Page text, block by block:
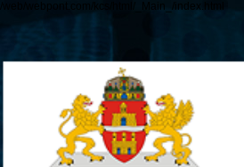
/web/webpont.com/kcs/html/_Main_/index.html